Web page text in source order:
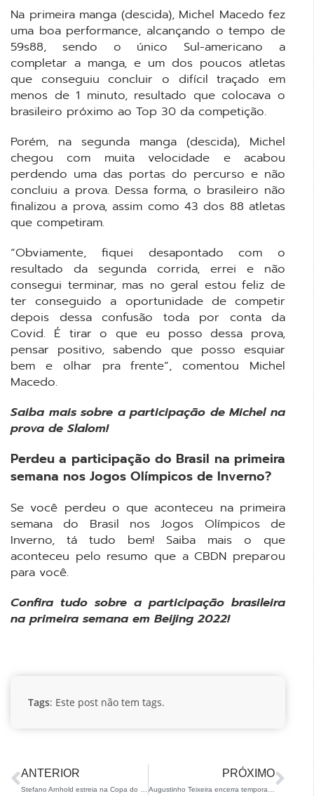
Na primeira manga (descida), Michel Macedo fez
uma boa performance, alcançando o tempo de
59s88, sendo o único Sul-americano a
completar a manga, e um dos poucos atletas
que conseguiu concluir o difícil traçado em
menos de 1 minuto, resultado que colocava o
brasileiro próximo ao Top 30 da competição.
Porém, na segunda manga (descida), Michel
chegou com muita velocidade e acabou
perdendo uma das portas do percurso e não
concluiu a prova. Dessa forma, o brasileiro não
finalizou a prova, assim como 43 dos 88 atletas
que competiram.
“Obviamente, fiquei desapontado com o
resultado da segunda corrida, errei e não
consegui terminar, mas no geral estou feliz de
ter conseguido a oportunidade de competir
depois dessa confusão toda por conta da
Covid. É tirar o que eu posso dessa prova,
pensar positivo, sabendo que posso esquiar
bem e olhar pra frente”, comentou Michel
Macedo.
Saiba mais sobre a participação de Michel na
prova de Slalom!
Perdeu a participação do Brasil na primeira
semana nos Jogos Olímpicos de Inverno?
Se você perdeu o que aconteceu na primeira
semana do Brasil nos Jogos Olímpicos de
Inverno, tá tudo bem! Saiba mais o que
aconteceu pelo resumo que a CBDN preparou
para você.
Confira tudo sobre a participação brasileira
na primeira semana em Beijing 2022!
Tags: Este post não tem tags.
ANTERIOR PRÓXIMO